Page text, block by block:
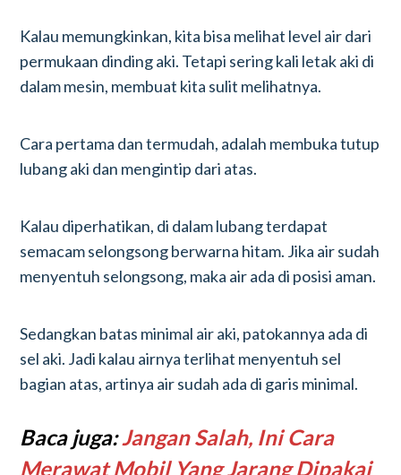
Kalau memungkinkan, kita bisa melihat level air dari
permukaan dinding aki. Tetapi sering kali letak aki di
dalam mesin, membuat kita sulit melihatnya.
Cara pertama dan termudah, adalah membuka tutup
lubang aki dan mengintip dari atas.
Kalau diperhatikan, di dalam lubang terdapat
semacam selongsong berwarna hitam. Jika air sudah
menyentuh selongsong, maka air ada di posisi aman.
Sedangkan batas minimal air aki, patokannya ada di
sel aki. Jadi kalau airnya terlihat menyentuh sel
bagian atas, artinya air sudah ada di garis minimal.
Baca juga:Jangan Salah, Ini Cara
Merawat Mobil Yang Jarang Dipakai